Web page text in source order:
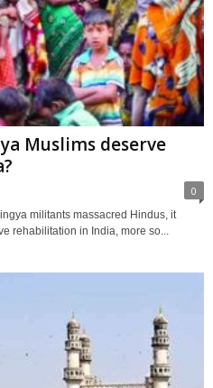
Muslims deserve
0
militants massacred Hindus, it
rehabilitation in India, more so...